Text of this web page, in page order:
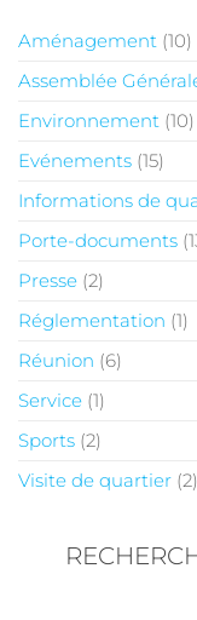
Aménagement (10)
Assemblée
Environnement (10)
Evénements (15)
Informations de
Porte-documents
Presse (2)
Réglementation (1)
Réunion (6)
Service (1)
Sports (2)
Visite de quartier (2)